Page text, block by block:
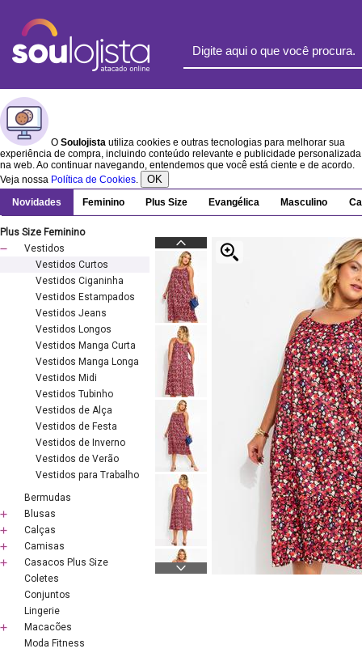
O Soulojista utiliza cookies e outras tecnologias para melhorar sua
experiência de compra, incluindo conteúdo relevante e publicidade personalizada
na web. Ao continuar navegando, entendemos que você está ciente e de acordo.
Veja nossa Política de Cookies. OK
Novidades Feminino Plus Size Evangélica Masculino
Plus Size Feminino
Vestidos
Vestidos Curtos
Vestidos Ciganinha
Vestidos Estampados
Vestidos Jeans
Vestidos Longos
Vestidos Manga Curta
Vestidos Manga Longa
Vestidos Midi
Vestidos Tubinho
Vestidos de Alça
Vestidos de Festa
Vestidos de Inverno
Vestidos de Verão
Vestidos para Trabalho
Bermudas
Blusas
Calças
Camisas
Casacos Plus Size
Coletes
Conjuntos
Lingerie
Macacões
Moda Fitness